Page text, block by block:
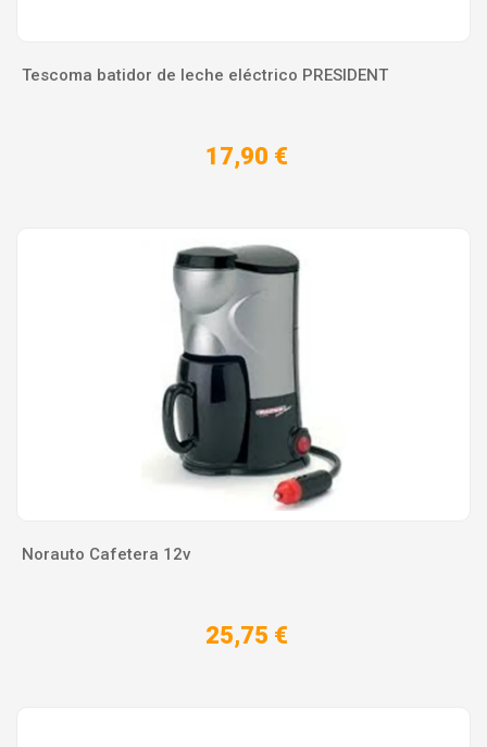
Tescoma batidor de leche eléctrico PRESIDENT
17,90 €
Norauto Cafetera 12v
25,75 €